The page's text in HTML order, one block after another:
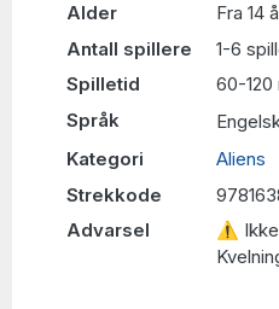
Alder
Fra 14
Antall spillere
1-6
Spilletid
60-120
Språk
Kategori
Aliens
Strekkode
Advarsel
⚠ Ikke